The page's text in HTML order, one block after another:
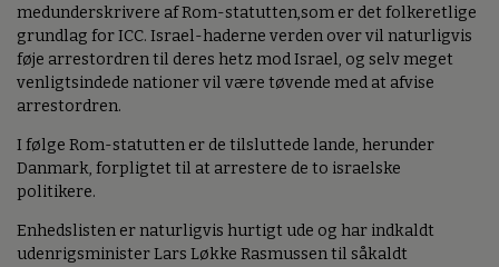
medunderskrivere af Rom-statutten,som er det folkeretlige
grundlag for ICC. Israel-haderne verden over vil naturligvis
føje arrestordren til deres hetz mod Israel, og selv meget
venligtsindede nationer vil være tøvende med at afvise
arrestordren.
I følge Rom-statutten er de tilsluttede lande, herunder
Danmark, forpligtet til at arrestere de to israelske
politikere.
Enhedslisten er naturligvis hurtigt ude og har indkaldt
udenrigsminister Lars Løkke Rasmussen til såkaldt